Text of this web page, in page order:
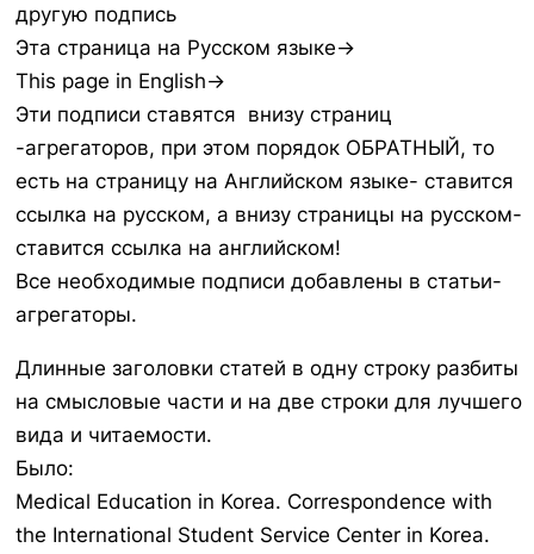
другую подпись
Эта страница на Русском языке→
This page in English→
Эти подписи ставятся внизу страниц
-агрегаторов, при этом порядок ОБРАТНЫЙ, то
есть на страницу на Английском языке- ставится
ссылка на русском, а внизу страницы на русском-
ставится ссылка на английском!
Все необходимые подписи добавлены в статьи-
агрегаторы.
Длинные заголовки статей в одну строку разбиты
на смысловые части и на две строки для лучшего
вида и читаемости.
Было:
Medical Education in Korea. Correspondence with
the International Student Service Center in Korea.